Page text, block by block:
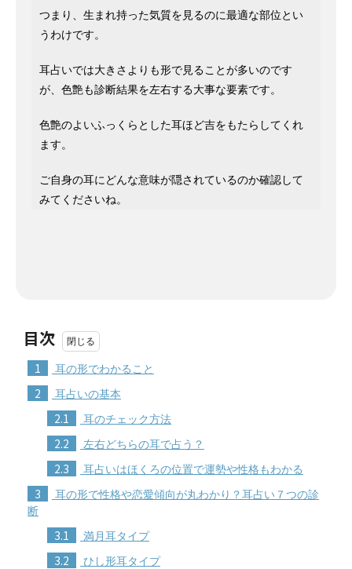
つまり、生まれ持った気質を見るのに最適な部位とい
うわけです。
耳占いでは大きさよりも形で見ることが多いのです
が、色艶も診断結果を左右する大事な要素です。
色艶のよいふっくらとした耳ほど吉をもたらしてくれ
ます。
ご自身の耳にどんな意味が隠されているのか確認して
みてくださいね。
目次
1 耳の形でわかること
2 耳占いの基本
2.1 耳のチェック方法
2.2 左右どちらの耳で占う？
2.3 耳占いはほくろの位置で運勢や性格もわかる
3
耳の形で性格や恋愛傾向が丸わかり？耳占い７つの診
断
3.1 満月耳タイプ
3.2 ひし形耳タイプ